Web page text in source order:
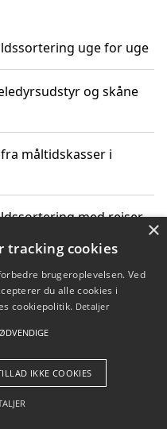
uge for uge
og skåne
måltidskasser i
med rejser
til co2 reduktion
Betingelser
×
tracking cookies
brugeroplevelsen. Ved
du alle cookies i
cookiepolitik. Detaljer
IKKE COOKIES